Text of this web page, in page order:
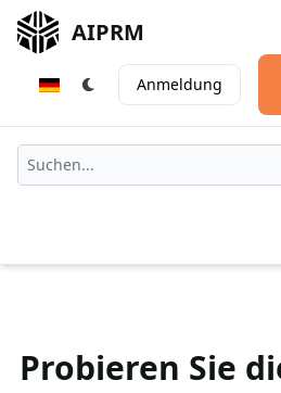
AIPRM
Anmeldung
Probieren Sie